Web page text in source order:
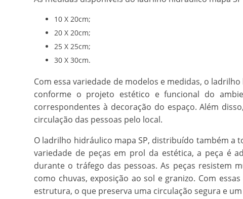
10 X 20cm;
20 X 20cm;
25 X 25cm;
30 X 30cm.
Com essa variedade de modelos e medidas, o ladrilho
conforme o projeto estético e funcional do
correspondentes à decoração do espaço. Além
circulação das pessoas pelo local.
O ladrilho hidráulico mapa SP, distribuído também a
variedade de peças em prol da estética, a peça é
durante o tráfego das pessoas. As peças resistem
como chuvas, exposição ao sol e granizo. Com
estrutura, o que preserva uma circulação segura e